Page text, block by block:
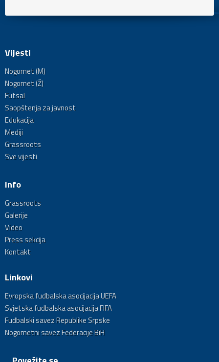
Vijesti
Nogomet (M)
Nogomet (Ž)
Futsal
Saopštenja za javnost
Edukacija
Mediji
Grassroots
Sve vijesti
Info
Grassroots
Galerije
Video
Press sekcija
Kontakt
Linkovi
Evropska fudbalska asocijacija UEFA
Svjetska fudbalska asocijacija FIFA
Fudbalski savez Republike Srpske
Nogometni savez Federacije BiH